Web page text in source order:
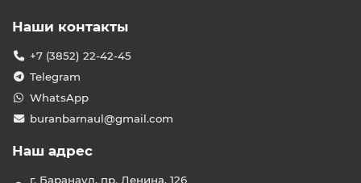
Наши контакты
+7 (3852) 22-42-45
Telegram
WhatsApp
buranbarnaul@gmail.com
Наш адрес
г. Баранаул, пр. Ленина, 126